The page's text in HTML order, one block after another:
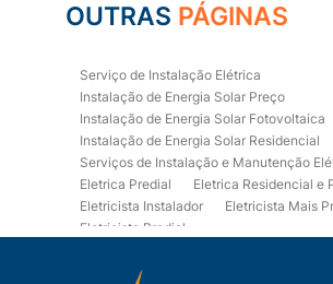
OUTRAS PÁGINAS
Serviço de Instalação Elétrica
Instalação de Energia Solar Preço
Instalação de Energia Solar Fotovoltaica
Instalação de Energia Solar Residencial
Serviços de Instalação e Manutenção
Eletrica Predial
Eletrica Residencial e
Eletricista Instalador
Eletricista Mais
Eletricista Predial
Eletricista Residencial